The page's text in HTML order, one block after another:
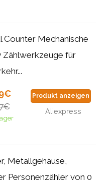
Counter Mechanische
Zählwerkzeuge für
Produkt anzeigen
Aliexpress
Metallgehäuse,
Personenzähler von 0